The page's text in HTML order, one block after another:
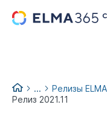
...
...
Релизы
Релиз 2021.11